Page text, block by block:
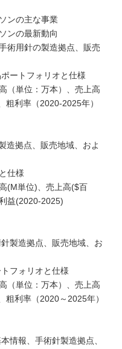
ンの主な事業
ンの最新動向
術用針の製造拠点、販売
ートフォリオと仕様
（単位：万本）、売上高
粗利率（2020-2025年）
造拠点、販売地域、およ
仕様
(M単位)、売上高($百
益(2020-2025)
製造拠点、販売地域、お
フォリオと仕様
（単位：万本）、売上高
粗利率（2020～2025年）
情報、手術針製造拠点、